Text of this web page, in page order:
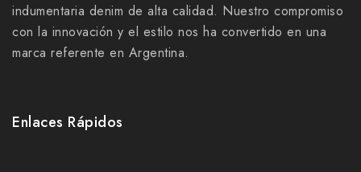
indumentaria denim de alta calidad. Nuestro compromiso
con la innovación y el estilo nos ha convertido en una
marca referente en Argentina.
Enlaces Rápidos